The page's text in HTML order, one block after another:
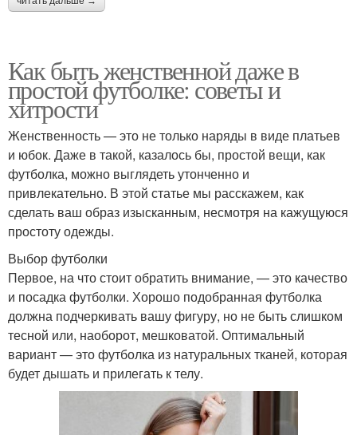
Как быть женственной даже в
простой футболке: советы и
хитрости
Женственность — это не только наряды в виде платьев
и юбок. Даже в такой, казалось бы, простой вещи, как
футболка, можно выглядеть утонченно и
привлекательно. В этой статье мы расскажем, как
сделать ваш образ изысканным, несмотря на кажущуюся
простоту одежды.
Выбор футболки
Первое, на что стоит обратить внимание, — это качество
и посадка футболки. Хорошо подобранная футболка
должна подчеркивать вашу фигуру, но не быть слишком
тесной или, наоборот, мешковатой. Оптимальный
вариант — это футболка из натуральных тканей, которая
будет дышать и прилегать к телу.